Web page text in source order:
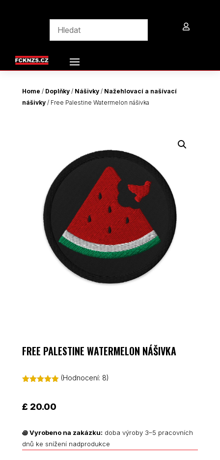

Home / Doplňky/ Nášivky/ Nažehlovací a našívací
nášivky/ Free Palestine Watermelon nášivka
FREE PALESTINE WATERMELON NÁŠIVKA
základě
hodnocení
(Hodnocení: 8)
£ 20.00
꩜Vyrobeno na zakázku: doba výroby 3–5 pracovních
dnů ke snížení nadprodukce